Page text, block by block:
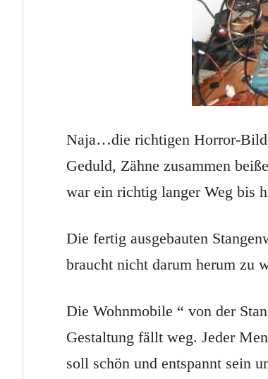
Naja…die richtigen Horror-
Geduld, Zähne zusammen
war ein richtig langer Weg bis
Die fertig ausgebauten
braucht nicht darum herum zu
Die Wohnmobile “ von der
Gestaltung fällt weg. Jeder
soll schön und entspannt sein